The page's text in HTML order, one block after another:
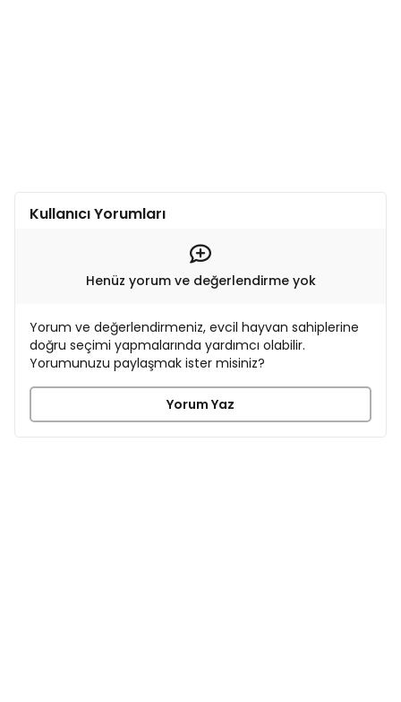
Kullanıcı Yorumları
Henüz yorum ve değerlendirme yok
Yorum ve değerlendirmeniz, evcil hayvan sahiplerine
doğru seçimi yapmalarında yardımcı olabilir.
Yorumunuzu paylaşmak ister misiniz?
Yorum Yaz